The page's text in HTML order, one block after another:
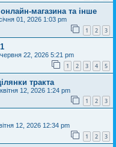
магазина та інше
01, 2026 1:03 pm
1 2 3
22, 2026 5:21 pm
1 2 3 4 5
тракта
12, 2026 1:24 pm
1 2 3
12, 2026 12:34 pm
1 2 3